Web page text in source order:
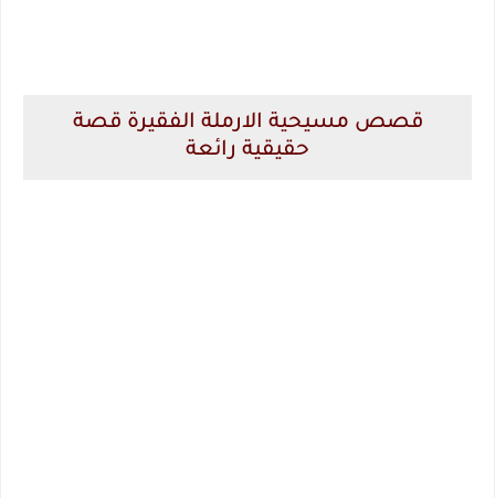
قصص مسيحية الارملة الفقيرة قصة
حقيقية رائعة